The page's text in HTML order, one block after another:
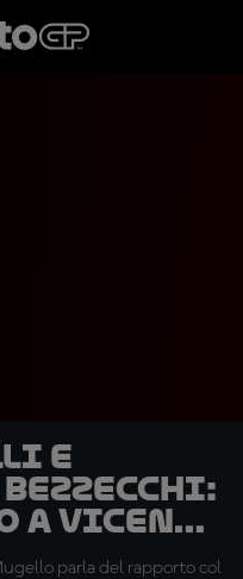
e
a vicenda
parla del rapporto col